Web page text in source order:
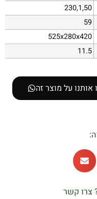
230,1,50
59
525x280x420
11.5
על מוצר זה
צרו קשר